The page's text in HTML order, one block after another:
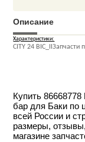
Описание
Характеристики:
CITY 24
Купить
бар для Баки по
всей России и
размеры,
магазине